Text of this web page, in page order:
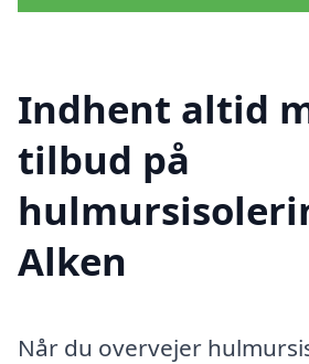
Indhent altid
tilbud på
Alken
Når du overvejer